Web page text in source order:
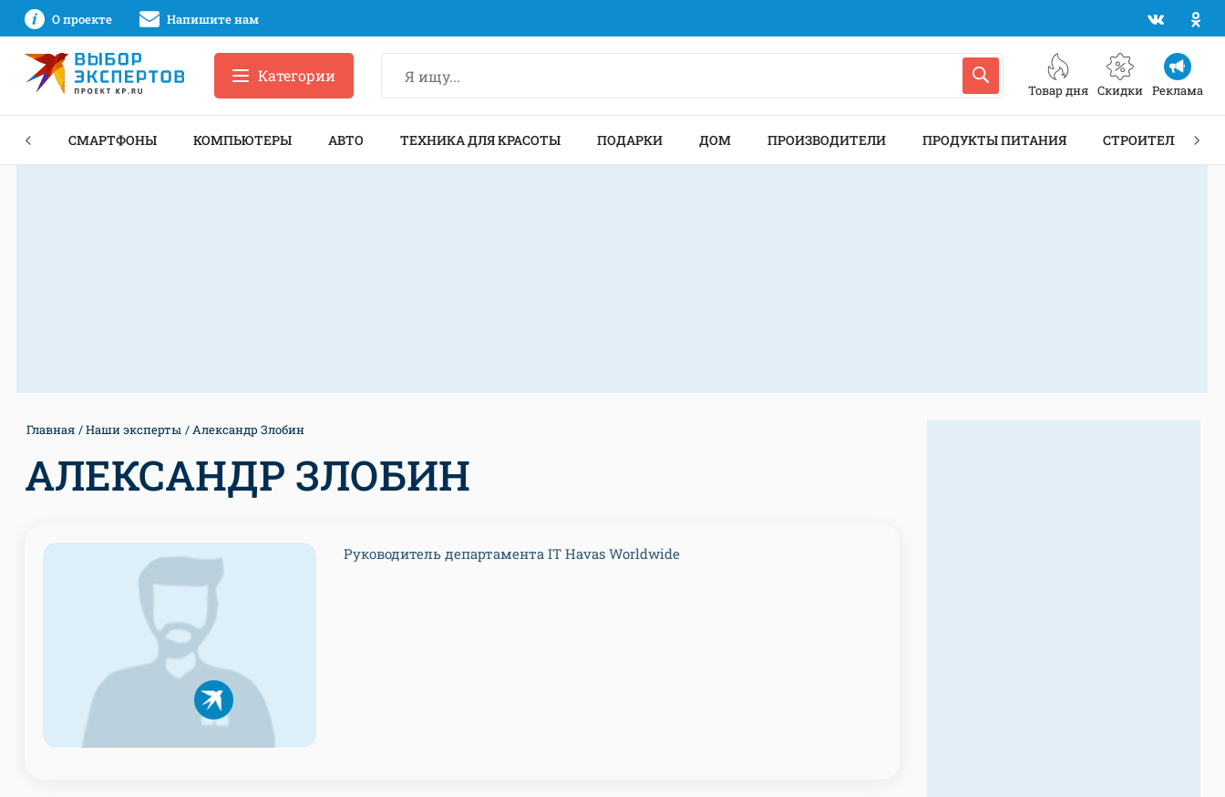
О проекте Напишите нам
Товар дня Скидки Реклама
Категории
СМАРТФОНЫ КОМПЬЮТЕРЫ АВТО ТЕХНИКА ДЛЯ КРАСОТЫ ПОДАРКИ ДОМ ПРОИЗВОДИТЕЛИ ПРОДУКТЫ ПИТАНИЯ СТРОИТЕЛЬСТВО
Главная Наши эксперты Александр Злобин
АЛЕКСАНДР ЗЛОБИН
Руководитель департамента IT Havas Worldwide